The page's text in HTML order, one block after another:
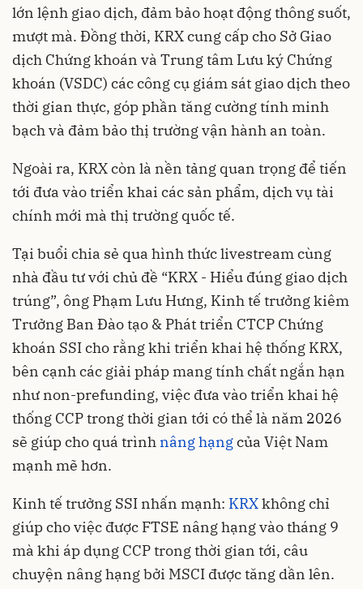
lớn lệnh giao dịch, đảm bảo hoạt động thông suốt,
mượt mà. Đồng thời, KRX cung cấp cho Sở Giao
dịch Chứng khoán và Trung tâm Lưu ký Chứng
khoán (VSDC) các công cụ giám sát giao dịch theo
thời gian thực, góp phần tăng cường tính minh
bạch và đảm bảo thị trường vận hành an toàn.
Ngoài ra, KRX còn là nền tảng quan trọng để tiến
tới đưa vào triển khai các sản phẩm, dịch vụ tài
chính mới mà thị trường quốc tế.
Tại buổi chia sẻ qua hình thức livestream cùng
nhà đầu tư với chủ đề “KRX - Hiểu đúng giao dịch
trúng”, ông Phạm Lưu Hưng, Kinh tế trưởng kiêm
Trưởng Ban Đào tạo & Phát triển CTCP Chứng
khoán SSI cho rằng khi triển khai hệ thống KRX,
bên cạnh các giải pháp mang tính chất ngắn hạn
như non-prefunding, việc đưa vào triển khai hệ
thống CCP trong thời gian tới có thể là năm 2026
sẽ giúp cho quá trìnhnâng hạngcủa Việt Nam
mạnh mẽ hơn.
Kinh tế trưởng SSI nhấn mạnh: KRXkhông chỉ
giúp cho việc được FTSE nâng hạng vào tháng 9
mà khi áp dụng CCP trong thời gian tới, câu
chuyện nâng hạng bởi MSCI được tăng dần lên.